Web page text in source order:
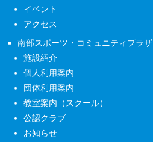
イベント
アクセス
南部スポーツ・コミュニティプラザ
施設紹介
個人利用案内
団体利用案内
教室案内（スクール）
公認クラブ
お知らせ